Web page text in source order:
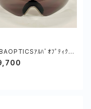
ｱﾙﾊﾞｵﾌﾟﾃｨｸｽ】
ﾃﾞﾙﾀ／GNMTｶﾞﾝﾒﾀﾙ／
A-LENS LEAFﾀﾞｰｸｸﾞﾘ